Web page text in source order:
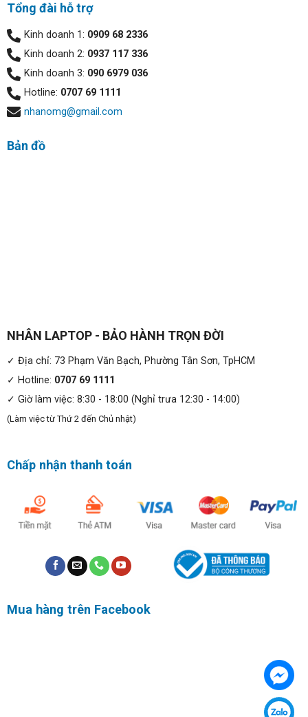
Tổng đài hỗ trợ
Kinh doanh 1: 0909 68 2336
Kinh doanh 2: 0937 117 336
Kinh doanh 3: 090 6979 036
Hotline: 0707 69 1111
nhanomg@gmail.com
Bản đồ
NHÂN LAPTOP - BẢO HÀNH TRỌN ĐỜI
✓ Địa chỉ: 73 Phạm Văn Bạch, Phường Tân Sơn, TpHCM
✓ Hotline: 0707 69 1111
✓ Giờ làm việc: 8:30 - 18:00 (Nghỉ trưa 12:30 - 14:00)
(Làm việc từ Thứ 2 đến Chủ nhật)
Chấp nhận thanh toán
Mua hàng trên Facebook